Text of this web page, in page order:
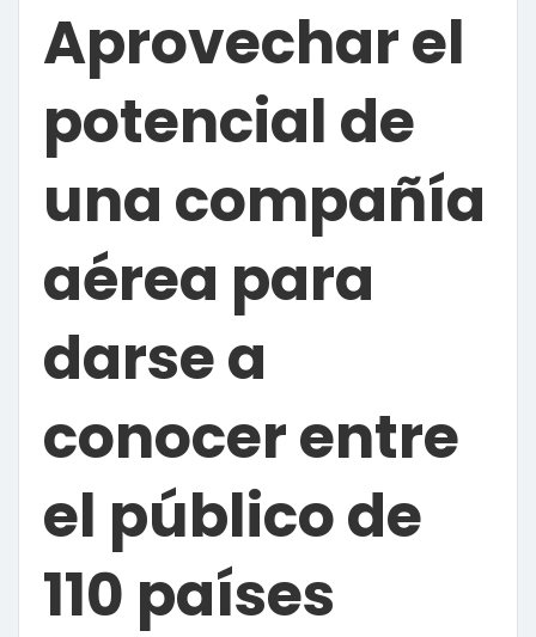
Aprovechar el
potencial de
una compañía
aérea para
darse a
conocer entre
el público de
110 países